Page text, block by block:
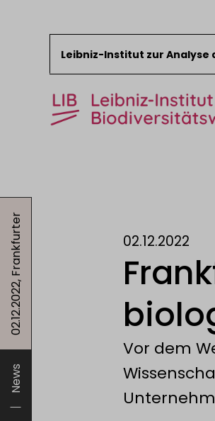
Zum Inhalt springen
Leibniz-Institut zur
Sammlungen
Über das LIB
News
02.12.2022, Frankfurter 02.12.2022
Vor dem